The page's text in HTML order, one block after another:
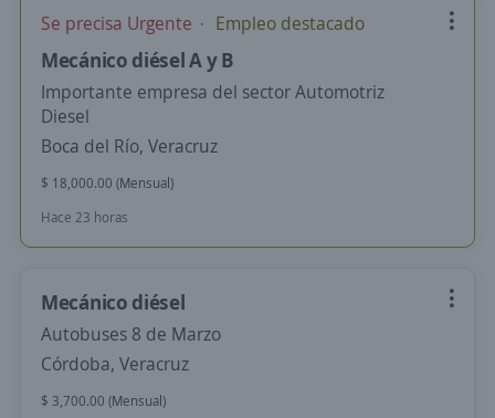
Se precisa Urgente Empleo destacado
Mecánico diésel A y B
Importante empresa del sector Automotriz
Diesel
Boca del Río, Veracruz
$ 18,000.00 (Mensual)
Hace 23 horas
Mecánico diésel
Autobuses 8 de Marzo
Córdoba, Veracruz
$ 3,700.00 (Mensual)